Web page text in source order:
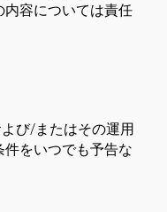
内容については責任
び/またはその運用
をいつでも予告な